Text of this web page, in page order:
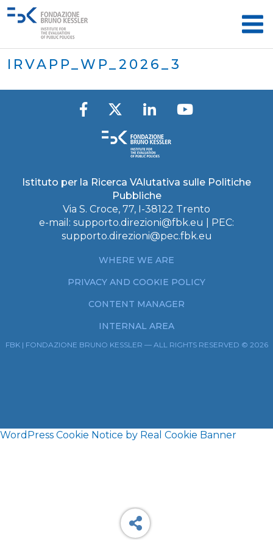
IRVAPP_WP_2026_3
Istituto per la Ricerca VAlutativa sulle Politiche
Pubbliche
Via S. Croce, 77, I-38122 Trento
e-mail: supporto.direzioni@fbk.eu
| PEC:
supporto.direzioni@pec.fbk.eu
WHERE WE ARE
PRIVACY AND COOKIE POLICY
CONTENT MANAGER
INTERNAL AREA
FBK | FONDAZIONE BRUNO KESSLER — ALL RIGHTS RESERVED © 2026
WordPress Cookie Notice by Real Cookie Banner